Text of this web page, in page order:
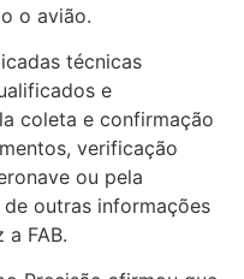
o avião.
técnicas
e
coleta e confirmação
verificação
ou pela
outras informações
a FAB.